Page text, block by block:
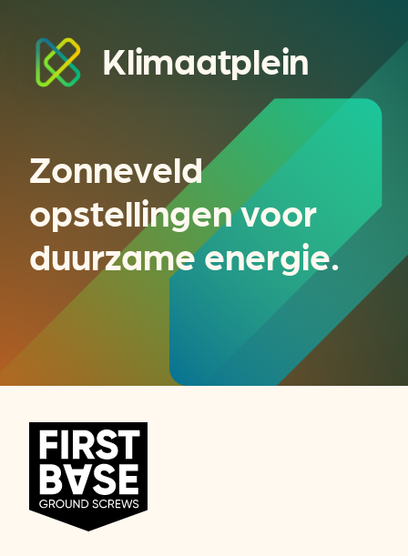
Klimaatplein
Zonneveld
opstellingen voor
duurzame energie.